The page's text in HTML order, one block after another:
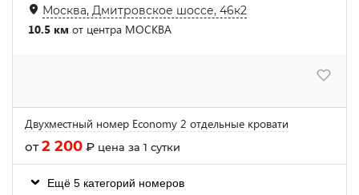
Москва, Дмитровское шоссе, 46к2
10.5 км от центра МОСКВА
Двухместный номер Economy 2 отдельные кровати
от2 200 ₽ цена за 1 сутки
Ещё 5 категорий номеров